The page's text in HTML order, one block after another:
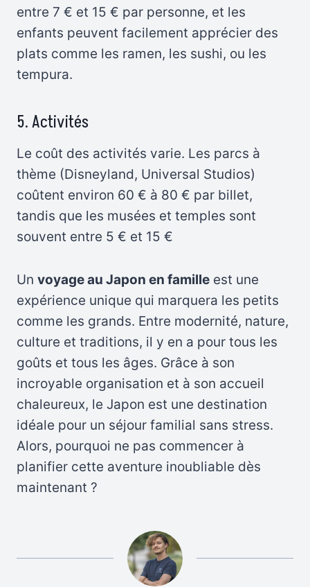
entre 7 € et 15 € par personne, et les
enfants peuvent facilement apprécier des
plats comme les ramen, les sushi, ou les
tempura.
5. Activités
Le coût des activités varie. Les parcs à
thème (Disneyland, Universal Studios)
coûtent environ 60 € à 80 € par billet,
tandis que les musées et temples sont
souvent entre 5 € et 15 €
Un voyage au Japon en famille est une
expérience unique qui marquera les petits
comme les grands. Entre modernité, nature,
culture et traditions, il y en a pour tous les
goûts et tous les âges. Grâce à son
incroyable organisation et à son accueil
chaleureux, le Japon est une destination
idéale pour un séjour familial sans stress.
Alors, pourquoi ne pas commencer à
planifier cette aventure inoubliable dès
maintenant ?